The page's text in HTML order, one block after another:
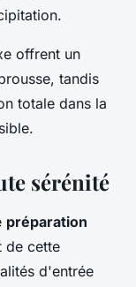
offrent un
tandis
totale dans la
sérénité
préparation
de cette
d'entrée